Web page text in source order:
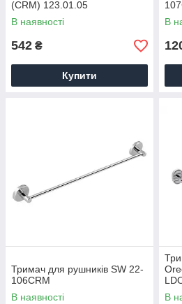
(CRM) 123.01.05
В наявності
542 ₴
Купити
В
Тримач для рушників SW 22-
106CRM
В наявності
В